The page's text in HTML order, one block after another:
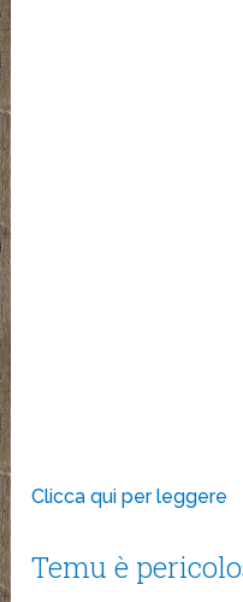
Clicca qui per leggere
Temu è